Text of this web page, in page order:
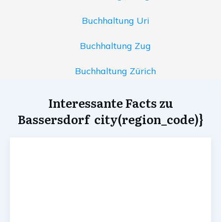
Buchhaltung Uri
Buchhaltung Zug
Buchhaltung Zürich
Interessante Facts zu
Bassersdorf city(region_code)}